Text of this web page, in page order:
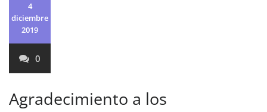
4
diciembre
2019
0
Agradecimiento a los